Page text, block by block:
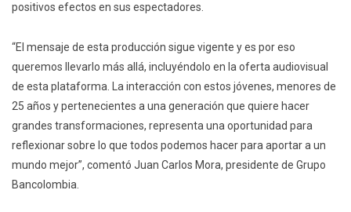
positivos efectos en sus espectadores.
“El mensaje de esta producción sigue vigente y es por eso
queremos llevarlo más allá, incluyéndolo en la oferta audiovisual
de esta plataforma. La interacción con estos jóvenes, menores de
25 años y pertenecientes a una generación que quiere hacer
grandes transformaciones, representa una oportunidad para
reflexionar sobre lo que todos podemos hacer para aportar a un
mundo mejor”, comentó Juan Carlos Mora, presidente de Grupo
Bancolombia.